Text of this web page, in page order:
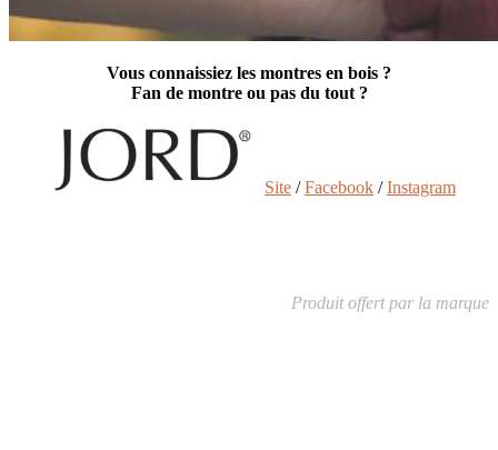
Vous connaissiez les montres en bois ?
Fan de montre ou pas du tout ?
Site /Facebook /Instagram
Produit offert par la marque